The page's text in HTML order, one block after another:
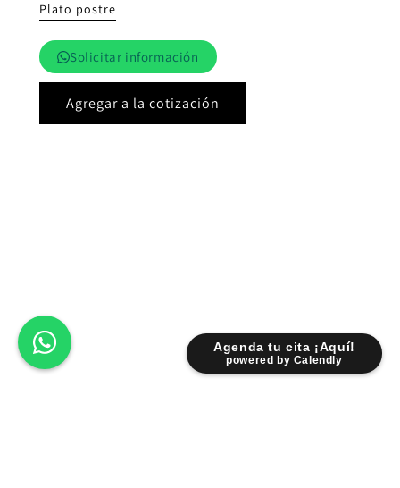
Agenda tu cita ¡Aquí!
powered by Calendly
Plato postre
Solicitar información
Agregar a la cotización